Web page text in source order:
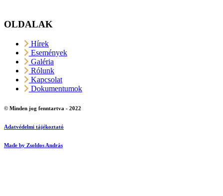
OLDALAK
Hírek
Események
Galéria
Rólunk
Kapcsolat
Dokumentumok
© Minden jog fenntartva - 2022
Adatvédelmi tájékoztató
Made by Zsoldos András